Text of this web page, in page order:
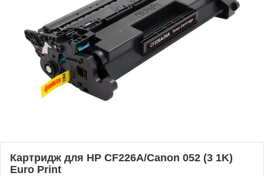
Картридж для HP CF226A/Canon 052 (3 1K)
Euro Print